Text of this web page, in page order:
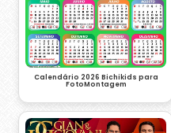
Calendário 2026 Bichikids para
FotoMontagem